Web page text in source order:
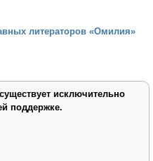
литераторов «Омилия»
исключительно
поддержке.